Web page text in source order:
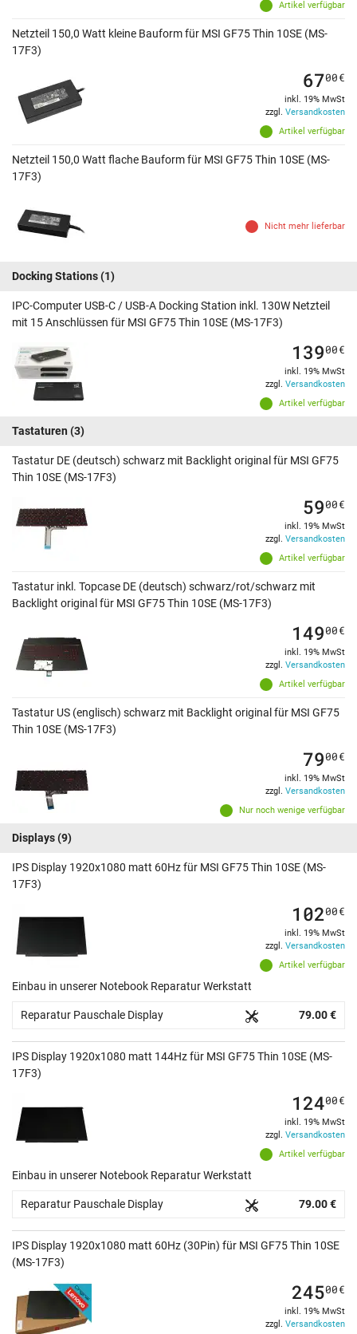
Artikel verfügbar
Netzteil 150,0 Watt kleine Bauform für MSI GF75 Thin 10SE (MS-
17F3)
Artikel verfügbar
6700€
inkl. 19% MwSt
zzgl. Versandkosten
Netzteil 150,0 Watt flache Bauform für MSI GF75 Thin 10SE (MS-
17F3)
Nicht mehr lieferbar
Docking Stations(1)
IPC-Computer USB-C / USB-A Docking Station inkl. 130W Netzteil
mit 15 Anschlüssen für MSI GF75 Thin 10SE (MS-17F3)
Artikel verfügbar
13900€
inkl. 19% MwSt
zzgl. Versandkosten
Tastaturen (3)
Tastatur DE (deutsch) schwarz mit Backlight original für MSI GF75
Thin 10SE (MS-17F3)
Artikel verfügbar
5900€
inkl. 19% MwSt
zzgl. Versandkosten
Tastatur inkl. Topcase DE (deutsch) schwarz/rot/schwarz mit
Backlight original für MSI GF75 Thin 10SE (MS-17F3)
Artikel verfügbar
14900€
inkl. 19% MwSt
zzgl. Versandkosten
Tastatur US (englisch) schwarz mit Backlight original für MSI GF75
Thin 10SE (MS-17F3)
Nur noch wenige verfügbar
7900€
inkl. 19% MwSt
zzgl. Versandkosten
Displays(9)
IPS Display 1920x1080 matt 60Hz für MSI GF75 Thin 10SE (MS-
17F3)
Artikel verfügbar
10200€
inkl. 19% MwSt
zzgl. Versandkosten
Einbau in unserer Notebook Reparatur Werkstatt
Reparatur Pauschale Display 79.00 €
IPS Display 1920x1080 matt 144Hz für MSI GF75 Thin 10SE (MS-
17F3)
Artikel verfügbar
12400€
inkl. 19% MwSt
zzgl. Versandkosten
Einbau in unserer Notebook Reparatur Werkstatt
Reparatur Pauschale Display 79.00 €
IPS Display 1920x1080 matt 60Hz (30Pin) für MSI GF75 Thin 10SE
(MS-17F3)
24500€
inkl. 19% MwSt
zzgl. Versandkosten